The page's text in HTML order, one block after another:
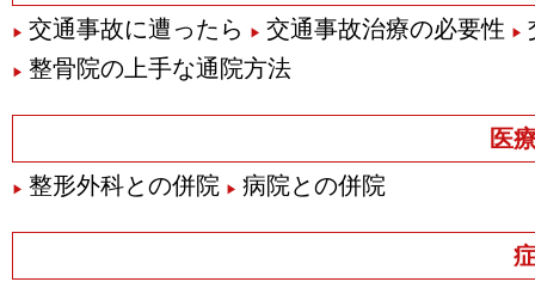
交通事故に遭ったら
交通事故治療の必要性
整骨院の上手な通院方法
医
整形外科との併院
病院との併院